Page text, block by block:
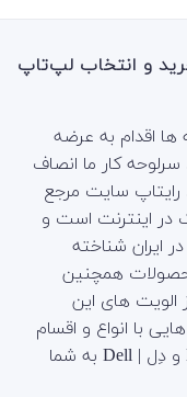
و انتخاب لپ‌تاپ
ها اقدام به عرضه
کار ما انصاف
سایت مرجع
اینترنت است و
در ایران شناخته
همچنین
های این
با انواع و اقسام
برندهایی نظیر اچ پی | HP لنوو | Lenovo و دِل | Dell به شما